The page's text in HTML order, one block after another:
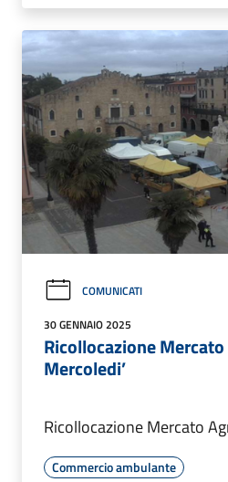
COMUNICATI
30 GENNAIO 2025
Ricollocazione
Mercoledi’
Ricollocazione Mercato
Commercio ambulante